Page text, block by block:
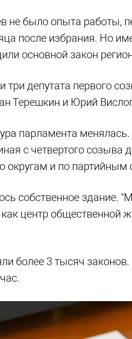
не было опыта работы,
после избрания. Но
основной закон
три депутата первого
Терешкин и Юрий
парламента
с четвертого созыва
округам и по партийным
собственное здание.
центр общественной
более 3 тысяч